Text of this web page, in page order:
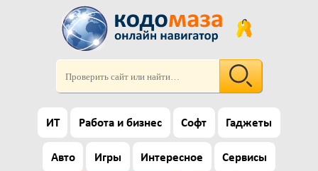
ИТ Работа и бизнес Софт Гаджеты
Авто Игры Интересное Сервисы